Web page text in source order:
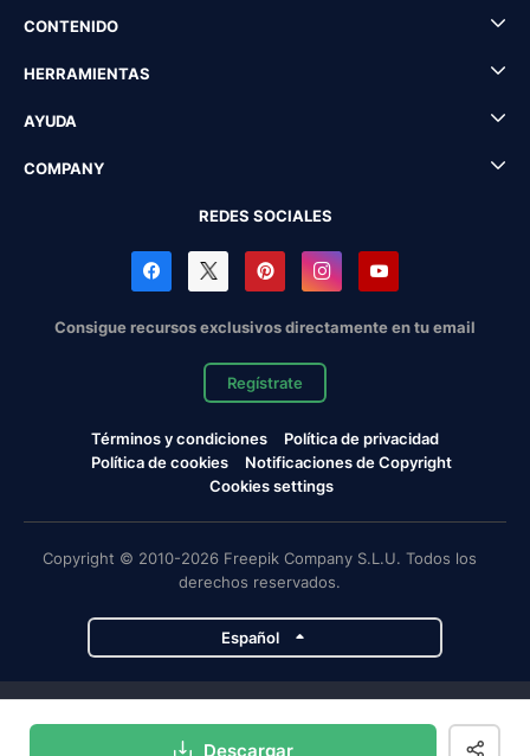
Descargar
CONTENIDO
HERRAMIENTAS
AYUDA
COMPANY
REDES SOCIALES
Consigue recursos exclusivos directamente en tu email
Regístrate
Términos y condiciones
Política de privacidad
Política de cookies
Notificaciones de Copyright
Cookies settings
Copyright © 2010-2026 Freepik Company S.L.U. Todos los
derechos reservados.
Español